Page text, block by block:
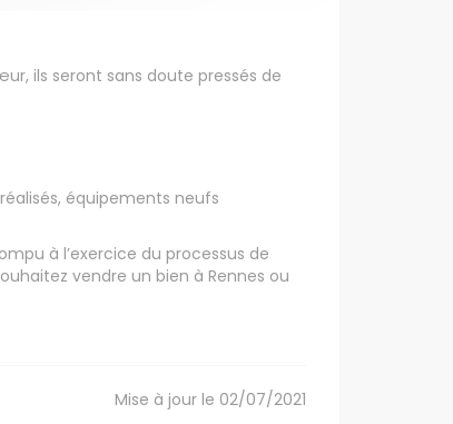
ils seront sans doute pressés de
équipements neufs
à l’exercice du processus de
vendre un bien à Rennes ou
Mise à jour le 02/07/2021